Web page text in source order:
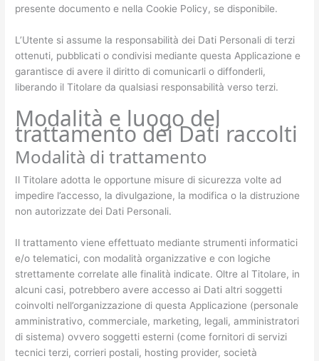
presente documento e nella Cookie Policy, se disponibile.
L’Utente si assume la responsabilità dei Dati Personali di terzi
ottenuti, pubblicati o condivisi mediante questa Applicazione e
garantisce di avere il diritto di comunicarli o diffonderli,
liberando il Titolare da qualsiasi responsabilità verso terzi.
Modalità e luogo del
trattamento dei Dati raccolti
Modalità di trattamento
Il Titolare adotta le opportune misure di sicurezza volte ad
impedire l’accesso, la divulgazione, la modifica o la distruzione
non autorizzate dei Dati Personali.
Il trattamento viene effettuato mediante strumenti informatici
e/o telematici, con modalità organizzative e con logiche
strettamente correlate alle finalità indicate. Oltre al Titolare, in
alcuni casi, potrebbero avere accesso ai Dati altri soggetti
coinvolti nell’organizzazione di questa Applicazione (personale
amministrativo, commerciale, marketing, legali, amministratori
di sistema) ovvero soggetti esterni (come fornitori di servizi
tecnici terzi, corrieri postali, hosting provider, società